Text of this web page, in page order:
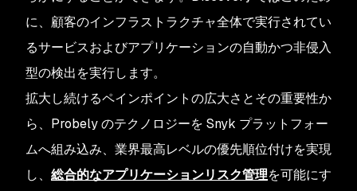
に、顧客のインフラストラクチャ全体で実行されてい
るサービスおよびアプリケーションの自動かつ非侵入
型の検出を実行します。
拡大し続けるペインポイントの広大さとその重要性か
ら、Probely のテクノロジーを Snyk プラットフォー
ムへ組み込み、業界最高レベルの優先順位付けを実現
し、 総合的なアプリケーションリスク管理を可能にす